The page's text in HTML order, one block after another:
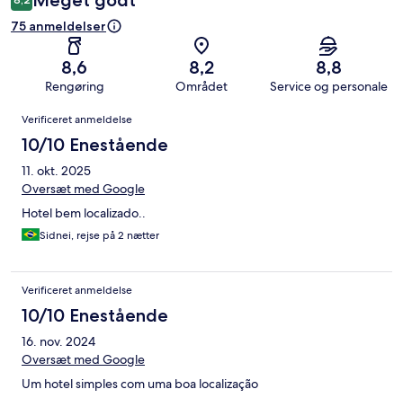
75 anmeldelser
8,6
Rengøring
8,2
Området
8,8
Service og personale
Anmeldelser
Verificeret anmeldelse
10/10 Enestående
11. okt. 2025
Oversæt med Google
Hotel bem localizado..
Sidnei, rejse på 2 nætter
Verificeret anmeldelse
10/10 Enestående
16. nov. 2024
Oversæt med Google
Um hotel simples com uma boa localização